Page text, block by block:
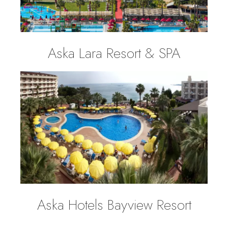
Aska Lara Resort & SPA
Aska Hotels Bayview Resort